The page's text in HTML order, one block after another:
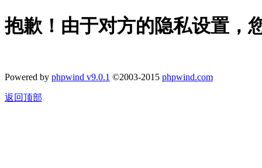
抱歉！由于对方的隐私设置，
Powered by phpwind v9.0.1 ©2003-2015 phpwind.com
返回顶部